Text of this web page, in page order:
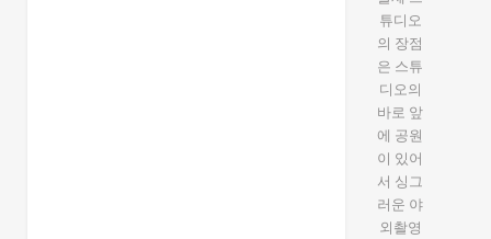
튜디오
의 장점
은 스튜
디오의
바로 앞
에 공원
이 있어
서 싱그
러운 야
외촬영